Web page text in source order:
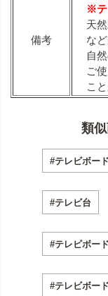
備考
※テ
天
な
自
ご
こ
類
#テレビボード
#テレビ台
#テレビボー
#テレビボー